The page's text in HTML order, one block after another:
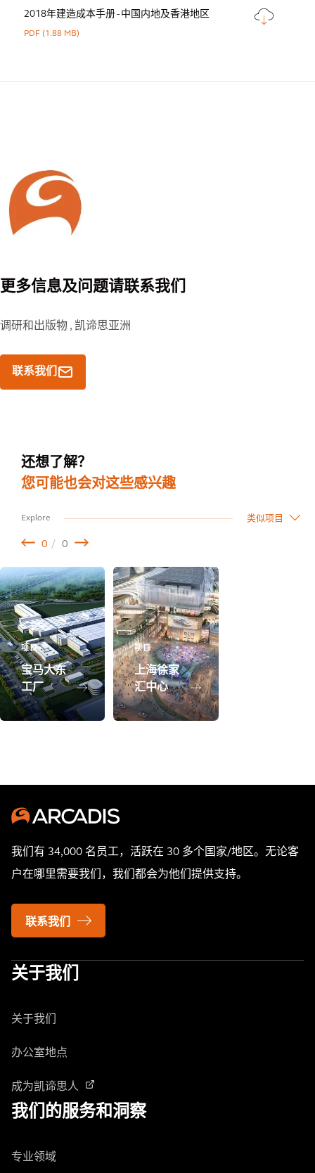
2018年建造成本手册 - 中国内地及香港地区
PDF(1.88 MB)
更多信息及问题请联系我们
调研和出版物 , 凯谛思亚洲
联系我们
还想了解？
您可能也会对这些感兴趣
Explore 类似项目
0 0
项目
宝马大东
工厂
项目
上海徐家
汇中心
我们有 34,000 名员工，活跃在 30 多个国家/地区。无论客
户在哪里需要我们，我们都会为他们提供支持。
联系我们
关于我们
关于我们
办公室地点
成为凯谛思人
我们的服务和洞察
专业领域